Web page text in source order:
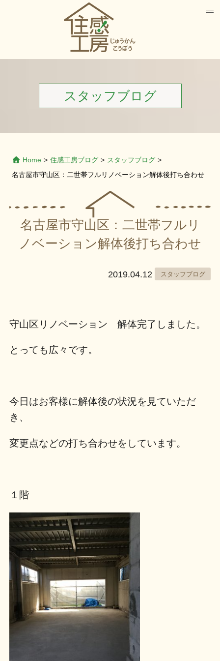
スタッフブログ
Home > 住感工房ブログ > スタッフブログ >
名古屋市守山区：二世帯フルリノベーション解体後打ち合わせ
名古屋市守山区：二世帯フルリ
ノベーション解体後打ち合わせ
2019.04.12 スタッフブログ
守山区リノベーション 解体完了しました。
とっても広々です。
今日はお客様に解体後の状況を見ていただ
き、
変更点などの打ち合わせをしています。
１階